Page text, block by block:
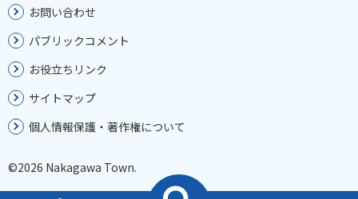
お問い合わせ
パブリックコメント
お役立ちリンク
サイトマップ
個人情報保護・著作権について
©2026 Nakagawa Town.